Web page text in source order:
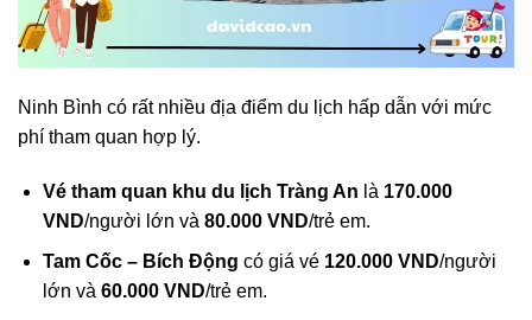
Ninh Bình có rất nhiều địa điểm du lịch hấp dẫn với mức
phí tham quan hợp lý.
Vé tham quan khu du lịch Tràng An là 170.000
VND/người lớn và 80.000 VND/trẻ em.
Tam Cốc – Bích Động có giá vé 120.000 VND/người
lớn và 60.000 VND/trẻ em.